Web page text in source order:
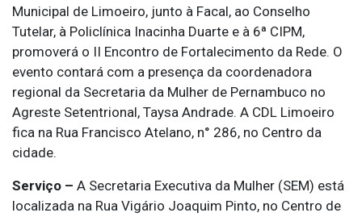
Municipal de Limoeiro, junto à Facal, ao Conselho
Tutelar, à Policlínica Inacinha Duarte e à 6ª CIPM,
promoverá o II Encontro de Fortalecimento da Rede. O
evento contará com a presença da coordenadora
regional da Secretaria da Mulher de Pernambuco no
Agreste Setentrional, Taysa Andrade. A CDL Limoeiro
fica na Rua Francisco Atelano, n° 286, no Centro da
cidade.
Serviço – A Secretaria Executiva da Mulher (SEM) está
localizada na Rua Vigário Joaquim Pinto, no Centro de